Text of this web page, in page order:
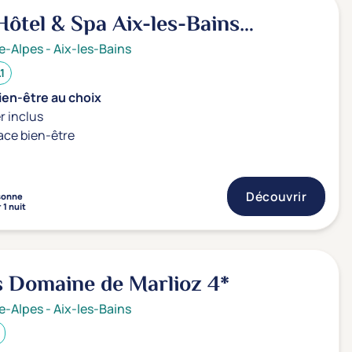
& Spa Aix-les-Bains
Marlioz4*
Alpes-Aix-les-Bains
être au choix
inclus
bien-être
1 nuit
Découvrir
Domaine de Marlioz4*
Alpes-Aix-les-Bains